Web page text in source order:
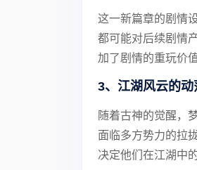
这一新篇章的剧情
都可能对后续剧情
加了剧情的重玩价值
3、江湖风云的
随着古神的觉醒，
面临多方势力的拉
决定他们在江湖中